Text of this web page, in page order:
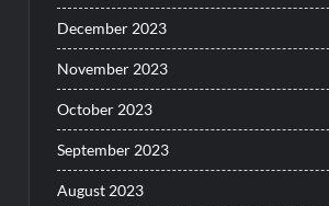
December 2023
November 2023
October 2023
September 2023
August 2023